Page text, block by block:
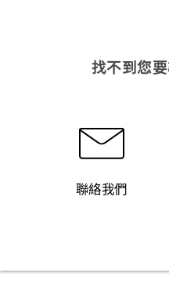
找不到您
聯絡我們